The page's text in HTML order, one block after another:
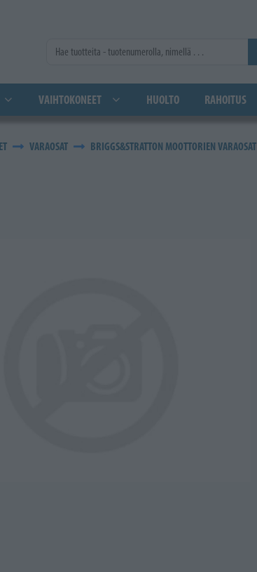
VAIHTOKONEET HUOLTO RAHOITUS
VARAOSAT BRIGGS&STRATTON MOOTTORIEN VARAOSAT